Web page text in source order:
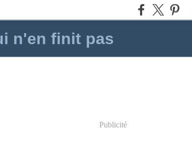
n'en finit pas
Publicité